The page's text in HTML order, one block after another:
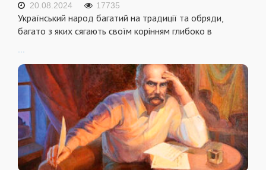
20.08.2024 17735
Український народ багатий на традиції та обряди,
багато з яких сягають своїм корінням глибоко в
...